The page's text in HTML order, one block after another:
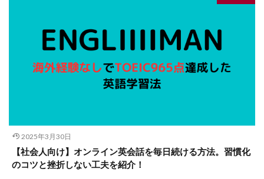
2025年3月30日
【社会人向け】オンライン英会話を毎日続ける方法。習慣化
のコツと挫折しない工夫を紹介！